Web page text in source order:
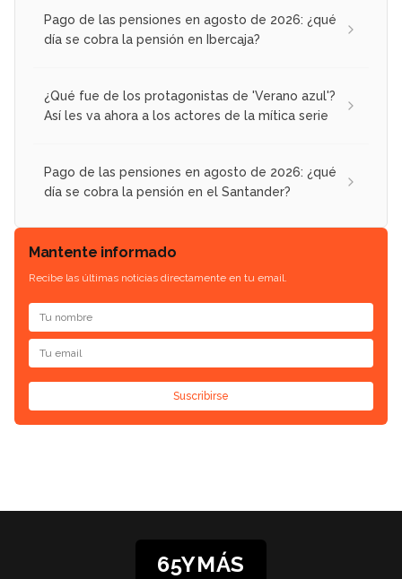
Pago de las pensiones en agosto de 2026: ¿qué
día se cobra la pensión en Ibercaja?
¿Qué fue de los protagonistas de 'Verano azul'?
Así les va ahora a los actores de la mítica serie
Pago de las pensiones en agosto de 2026: ¿qué
día se cobra la pensión en el Santander?
Mantente informado
Recibe las últimas noticias directamente en tu email.
Suscribirse
65YMÁS